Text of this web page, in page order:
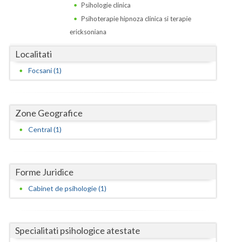
Giurgiu
Gorj
Hunedoara
Ialomita
Ilfov
Maramures
Mures
Psihologie clinica
Psihoterapie hipnoza clinica si terapie
ericksoniana
Localitati
Focsani (1)
Zone Geografice
Central (1)
Forme Juridice
Cabinet de psihologie (1)
Specialitati psihologice atestate